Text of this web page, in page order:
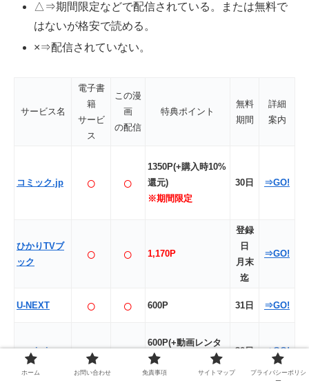
△⇒期間限定などで配信されている。または無料で
はないが格安で読める。
×⇒配信されていない。
サービス名
電子書
籍
サービ
ス
この漫
画
の配信
特典ポイント
無料
期間
詳細
案内
コミック.jp ○ ○
1350P(+購入時10%
還元)
※期間限定
30日 ⇒GO!
ひかりTVブ
ック
○ ○ 1,170P
登録
日
月末
迄
⇒GO!
U-NEXT ○ ○ 600P 31日 ⇒GO!
music.jp ○ ○
600P(+動画レンタ
ル分1,000P)
30日 ⇒GO!
ホーム お問い合わせ 免責事項 サイトマップ
プライバシーポリシ
ー